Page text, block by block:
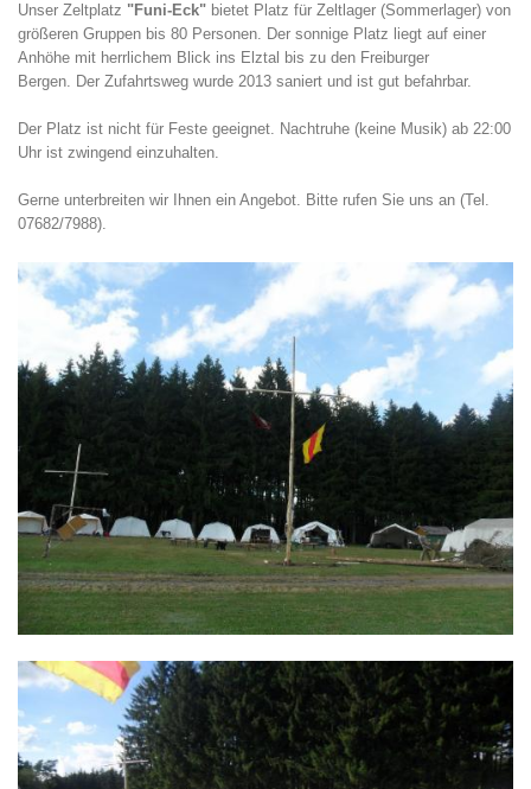
Unser Zeltplatz "Funi-Eck" bietet Platz für Zeltlager (Sommerlager) von
größeren Gruppen bis 80 Personen.
Der sonnige Platz liegt auf einer
Anhöhe mit herrlichem Blick ins Elztal bis zu den Freiburger
Bergen.
Der Zufahrtsweg wurde 2013 saniert und ist gut befahrbar.
Der Platz ist nicht für Feste geeignet. Nachtruhe (keine Musik) ab 22:00
Uhr ist zwingend einzuhalten.
Gerne unterbreiten wir Ihnen ein Angebot. Bitte rufen Sie uns an (Tel.
07682/7988).